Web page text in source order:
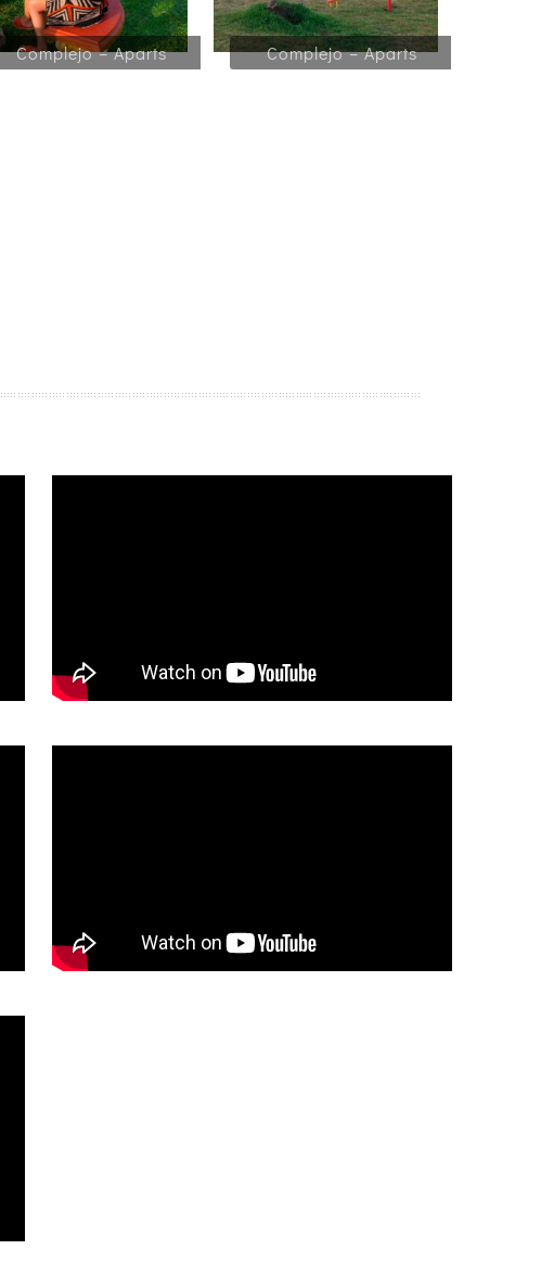
Complejo – Aparts Complejo – Aparts